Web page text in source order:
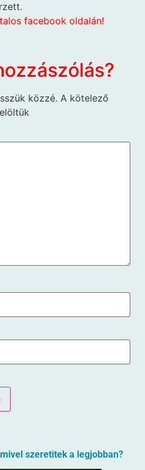
facebook oldalán!
közzé. A kötelező
szeretitek a legjobban?